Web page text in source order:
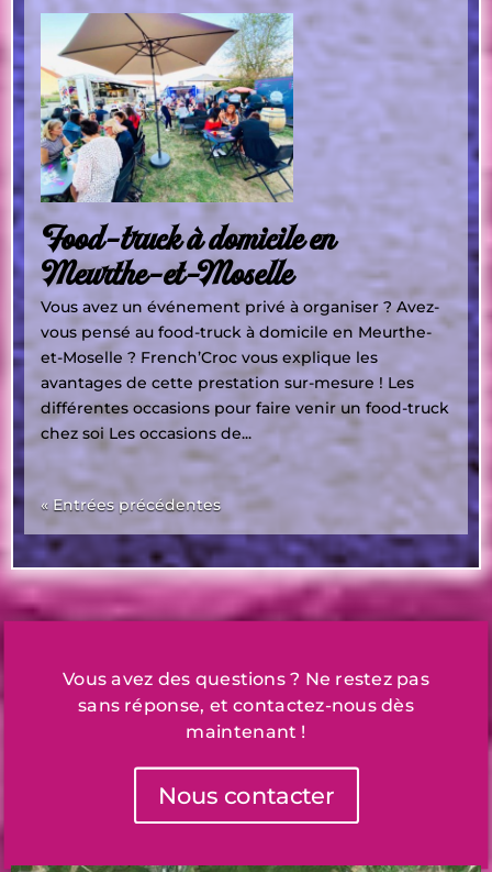
Food-truck à domicile en
Meurthe-et-Moselle
Vous avez un événement privé à organiser ? Avez-
vous pensé au food-truck à domicile en Meurthe-
et-Moselle ? French’Croc vous explique les
avantages de cette prestation sur-mesure ! Les
différentes occasions pour faire venir un food-truck
chez soi Les occasions de...
« Entrées précédentes
Vous avez des questions ? Ne restez pas
sans réponse, et contactez-nous dès
maintenant !
Nous contacter